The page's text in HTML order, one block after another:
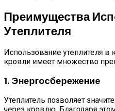
Преимущества
Утеплителя
Использование утеплителя в
кровли имеет множество
1. Энергосбережение
Утеплитель позволяет